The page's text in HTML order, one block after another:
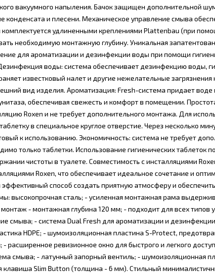
вакуумного напыления. Бачок защищен дополнительной
и плесени. Механическое управление смыва
удлиненными креплениями Plattenbau (при
необходимую монтажную глубину. Уникальная
для ароматизации и дезинфекции воды при помощи
воды: система обеспечивает дезинфекцию воды,
известковый налет и другие нежелательные загрязнения
вид изделия. Ароматизация: Fresh-система придает воде
обеспечивая свежесть и комфорт в помещении.
Roxen и не требует дополнительного монтажа. Для
в специальное круглое отверстие. Через несколько
к использованию. Экономичность: система не требует
только таблетки. Использование гигиенических таблеток
чистоты в туалете. Совместимость с инсталляциями
Roxen, что обеспечивает идеальное сочетание и
способ создать приятную атмосферу и
высокопрочная сталь; - усиленная монтажная рама
- монтажная глубина 120 мм; - подходит для всех типов
смыва; - система Dual Fresh для ароматизации и
HDPE; - шумоизоляционная пластина S-Protect,
расширенное ревизионное окно для быстрого и легкого
смыва; - латунный запорный вентиль; - шумоизоляционная
клавиша Slim Button (толщина - 6 мм). Стильный